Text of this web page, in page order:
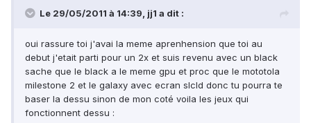
Le 29/05/2011 à 14:39, jj1 a dit :
oui rassure toi j'avai la meme aprenhension que toi au
debut j'etait parti pour un 2x et suis revenu avec un black
sache que le black a le meme gpu et proc que le mototola
milestone 2 et le galaxy avec ecran slcld donc tu pourra te
baser la dessu sinon de mon coté voila les jeux qui
fonctionnent dessu :